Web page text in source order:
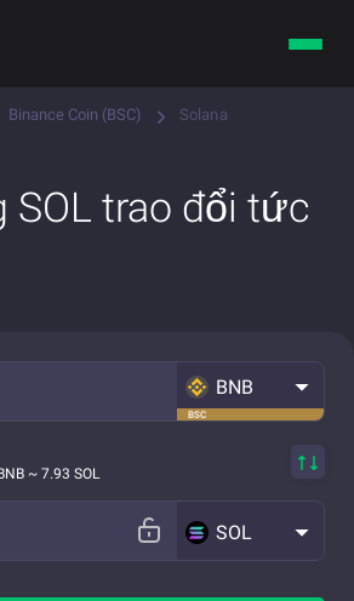
Binance Coin (BSC) Solana
SOL trao đổi tức
BSC
BNB
~ 7.93 SOL
SOL